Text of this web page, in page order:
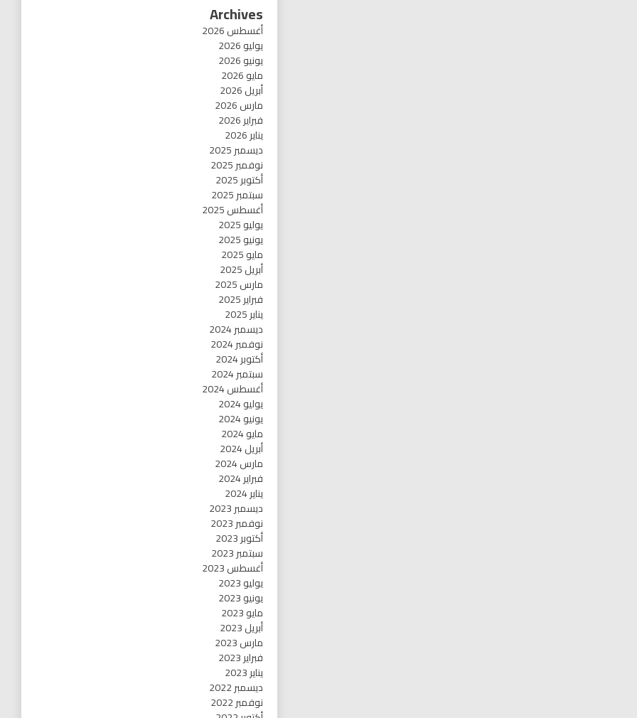
Archives
أغسطس 2026
يوليو 2026
يونيو 2026
مايو 2026
أبريل 2026
مارس 2026
فبراير 2026
يناير 2026
ديسمبر 2025
نوفمبر 2025
أكتوبر 2025
سبتمبر 2025
أغسطس 2025
يوليو 2025
يونيو 2025
مايو 2025
أبريل 2025
مارس 2025
فبراير 2025
يناير 2025
ديسمبر 2024
نوفمبر 2024
أكتوبر 2024
سبتمبر 2024
أغسطس 2024
يوليو 2024
يونيو 2024
مايو 2024
أبريل 2024
مارس 2024
فبراير 2024
يناير 2024
ديسمبر 2023
نوفمبر 2023
أكتوبر 2023
سبتمبر 2023
أغسطس 2023
يوليو 2023
يونيو 2023
مايو 2023
أبريل 2023
مارس 2023
فبراير 2023
يناير 2023
ديسمبر 2022
نوفمبر 2022